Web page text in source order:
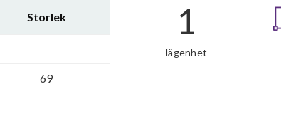
Storlek
69
1
lägenhet